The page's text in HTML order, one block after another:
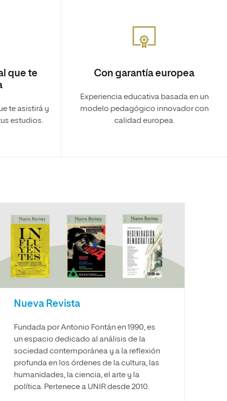
que te
te asistirá y
estudios.
Con garantía europea
Experiencia educativa basada en un
modelo pedagógico innovador con
calidad europea.
Nueva Revista
Fundada por Antonio Fontán en 1990, es
un espacio dedicado al análisis de la
sociedad contemporánea y a la reflexión
profunda en los órdenes de la cultura, las
humanidades, la ciencia, el arte y la
política. Pertenece a UNIR desde 2010.